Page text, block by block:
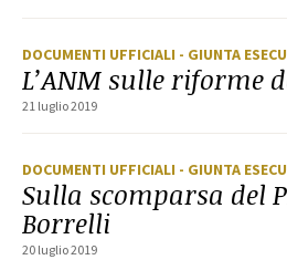
DOCUMENTI UFFICIALI - GIUNTA
L’ANM sulle riforme
21 luglio 2019
DOCUMENTI UFFICIALI - GIUNTA
Sulla scomparsa del
Borrelli
20 luglio 2019